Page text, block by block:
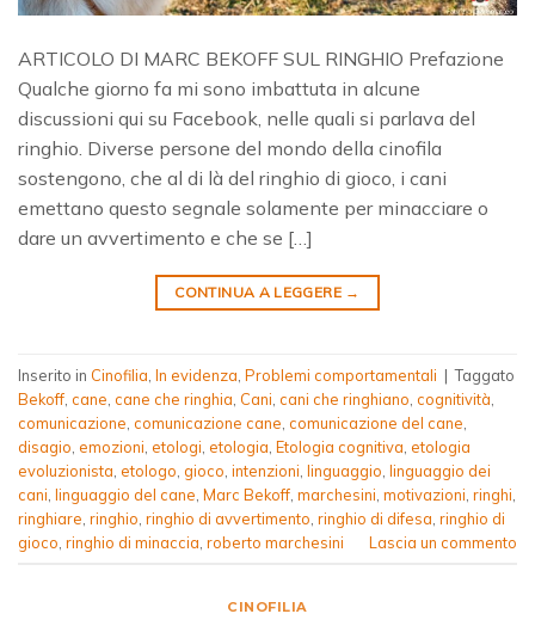
ARTICOLO DI MARC BEKOFF SUL RINGHIO Prefazione
Qualche giorno fa mi sono imbattuta in alcune
discussioni qui su Facebook, nelle quali si parlava del
ringhio. Diverse persone del mondo della cinofila
sostengono, che al di là del ringhio di gioco, i cani
emettano questo segnale solamente per minacciare o
dare un avvertimento e che se […]
CONTINUA A LEGGERE →
Inserito in Cinofilia In evidenza Problemi comportamentali | Taggato
Bekoff cane cane che ringhia Cani cani che ringhiano cognitività
comunicazione comunicazione cane comunicazione del cane
disagio emozioni etologi etologia Etologia cognitiva etologia
evoluzionista etologo gioco intenzioni linguaggio linguaggio dei
cani linguaggio del cane Marc Bekoff marchesini motivazioni ringhi
ringhiare ringhio ringhio di avvertimento ringhio di difesa ringhio di
gioco ringhio di minaccia roberto marchesini Lascia un commento
CINOFILIA